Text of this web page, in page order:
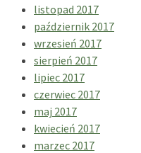
listopad 2017
październik 2017
wrzesień 2017
sierpień 2017
lipiec 2017
czerwiec 2017
maj 2017
kwiecień 2017
marzec 2017